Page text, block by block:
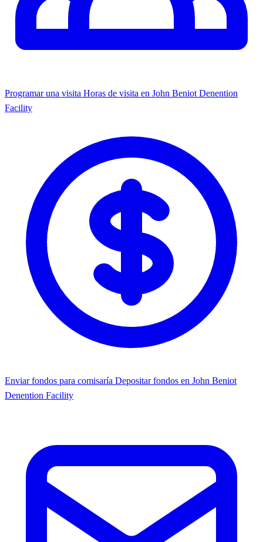
Programar una visita Horas de visita en John Beniot Denention
Facility
Enviar fondos para comisaría Depositar fondos en John Beniot
Denention Facility